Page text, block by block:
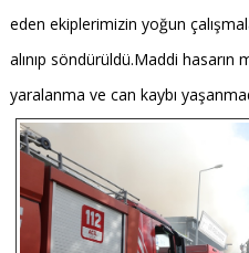
eden ekiplerimizin yoğun
alınıp söndürüldü.Maddi hasarın
yaralanma ve can kaybı